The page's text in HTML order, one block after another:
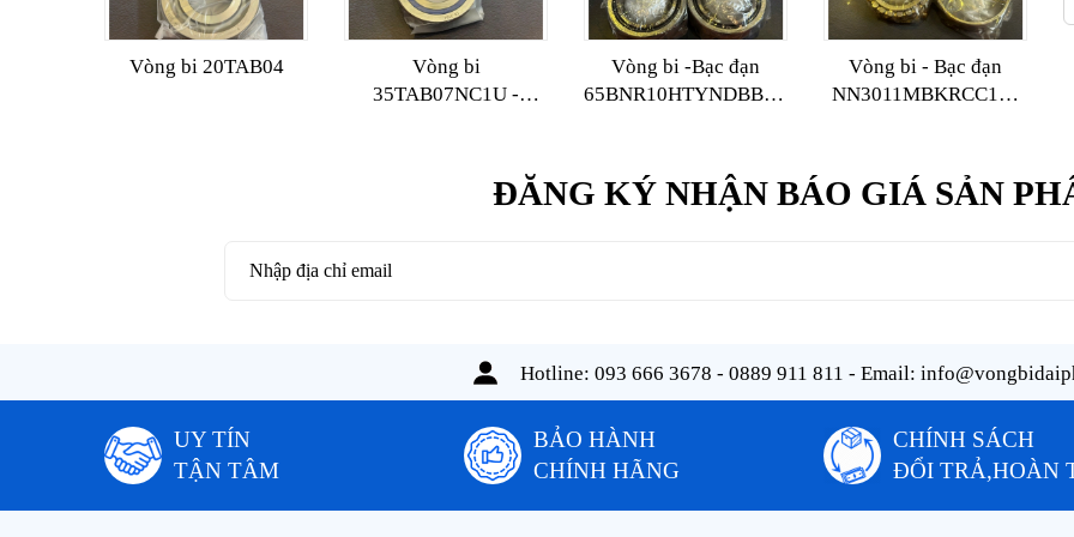
Vòng bi 20TAB04
Vòng bi
35TAB07NC1U -
Vòng bi -Bạc đạn
65BNR10HTYNDBBLP4
Vòng bi - Bạc đạn
NN3011MBKRCC1P4
ĐĂNG KÝ NHẬN BÁO GIÁ SẢN
Hotline: 093 666 3678 - 0889 911 811 - Email:
UY TÍN
TẬN TÂM
BẢO HÀNH
CHÍNH HÃNG
CHÍNH SÁCH
ĐỔI TRẢ,HOÀN